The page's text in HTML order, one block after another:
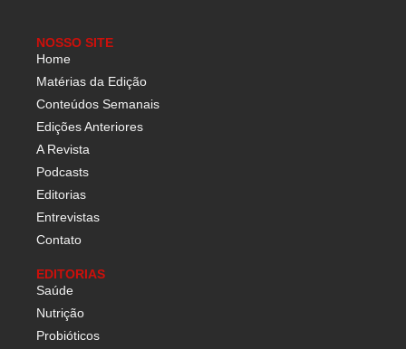
NOSSO SITE
Home
Matérias da Edição
Conteúdos Semanais
Edições Anteriores
A Revista
Podcasts
Editorias
Entrevistas
Contato
EDITORIAS
Saúde
Nutrição
Probióticos